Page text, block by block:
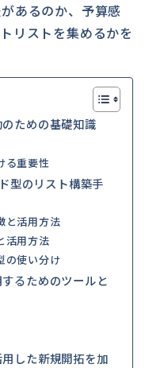
あるのか、予算感
リストを集めるかを
ための基礎知識
る重要性
型のリスト構築手
と活用方法
活用方法
の使い分け
るためのツールと
した新規開拓を加